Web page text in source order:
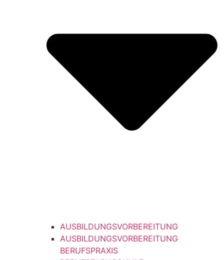
AUSBILDUNGSVORBEREITUNG
AUSBILDUNGSVORBEREITUNG
BERUFSPRAXIS